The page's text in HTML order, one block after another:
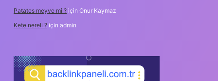
Patates meyve mi ? için Onur Kaymaz
Kete nereli ? için admin